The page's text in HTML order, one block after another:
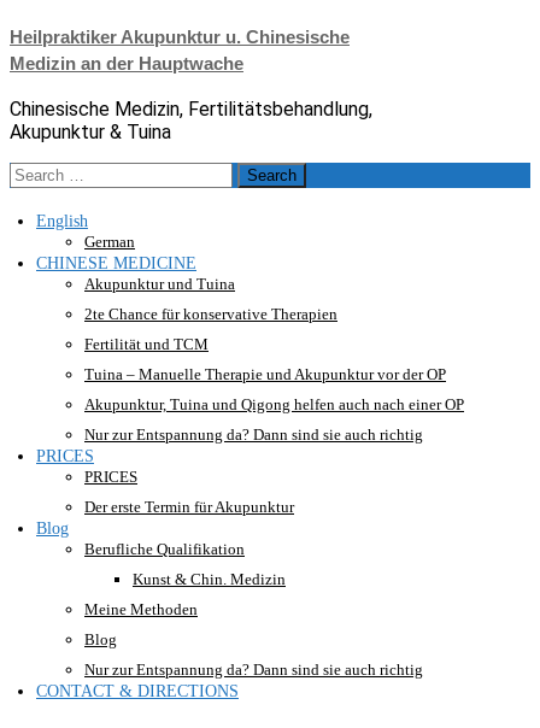
Skip
to
content
Heilpraktiker Akupunktur u. Chinesische
Medizin an der Hauptwache
Chinesische Medizin, Fertilitätsbehandlung,
Akupunktur & Tuina
Search
for:
English
German
CHINESE MEDICINE
Akupunktur und Tuina
2te Chance für konservative Therapien
Fertilität und TCM
Tuina – Manuelle Therapie und Akupunktur vor der OP
Akupunktur, Tuina und Qigong helfen auch nach einer OP
Nur zur Entspannung da? Dann sind sie auch richtig
PRICES
PRICES
Der erste Termin für Akupunktur
Blog
Berufliche Qualifikation
Kunst & Chin. Medizin
Meine Methoden
Blog
Nur zur Entspannung da? Dann sind sie auch richtig
CONTACT & DIRECTIONS